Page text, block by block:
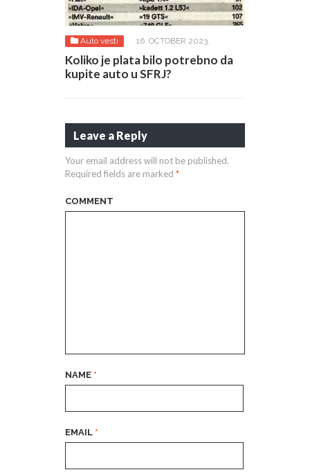
Auto vesti 16. OCTOBER 2023.
Koliko je plata bilo potrebno da
kupite auto u SFRJ?
Leave a Reply
Your email address will not be published.
Required fields are marked *
COMMENT
NAME *
EMAIL *